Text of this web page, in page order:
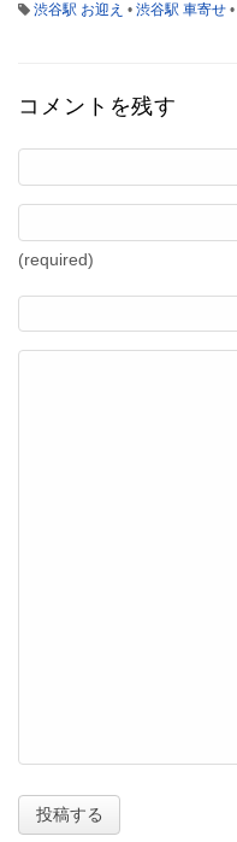
渋谷駅 お迎え • 渋谷駅 車寄せ •
コメントを残す
(required)